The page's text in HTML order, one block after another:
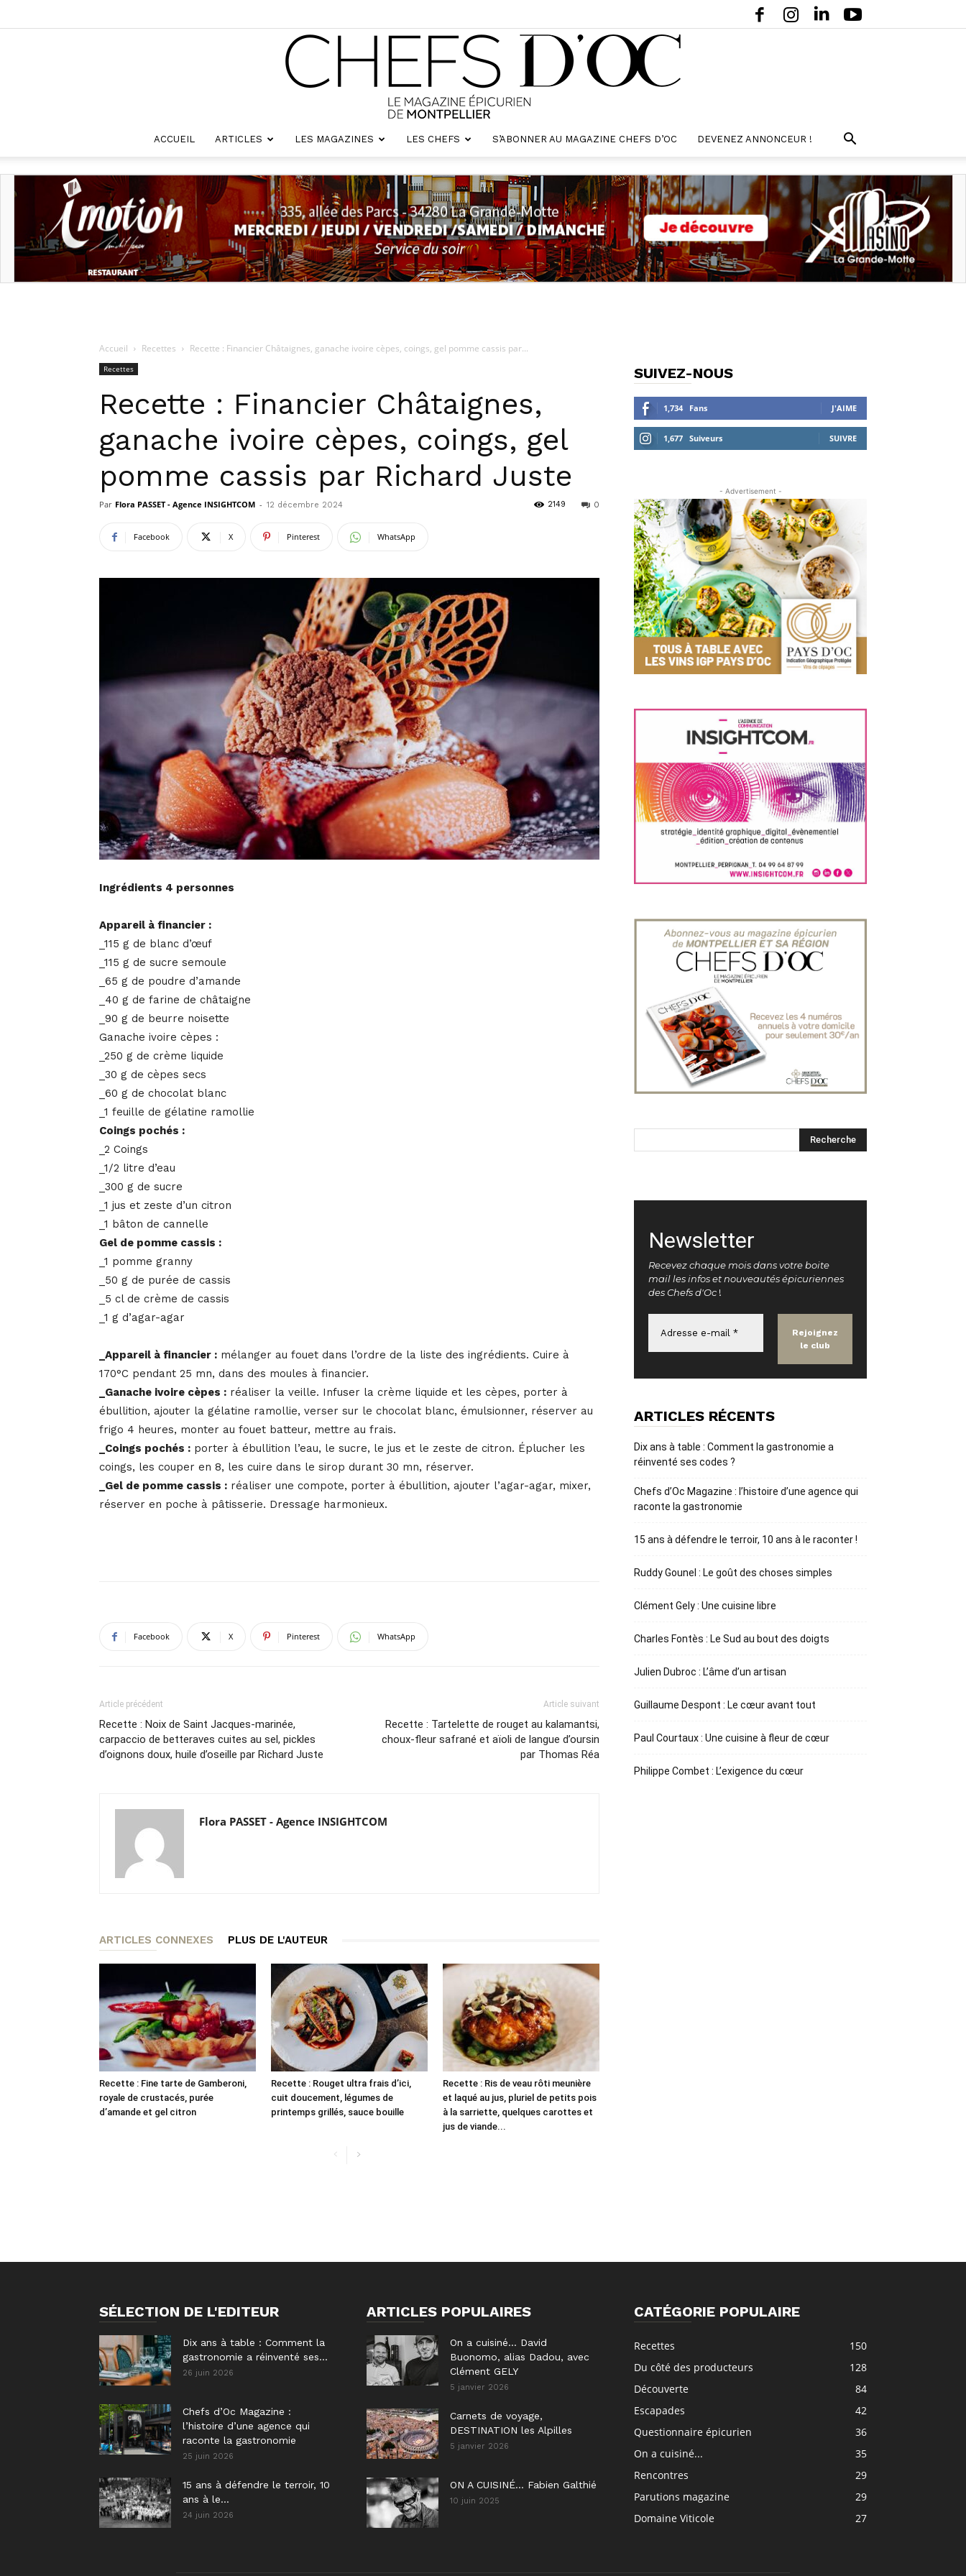
d'oc
ACCUEIL ARTICLES LES MAGAZINES LES CHEFS S’ABONNER AU MAGAZINE CHEFS D’OC DEVENEZ ANNONCEUR !
Accueil Recettes Recette : Financier Châtaignes, ganache ivoire cèpes, coings, gel pomme cassis par...
Recettes
Recette : Financier Châtaignes,
ganache ivoire cèpes, coings, gel
pomme cassis par Richard Juste
Par Flora PASSET - Agence INSIGHTCOM - 12 décembre 2024 0
2149
Facebook X Pinterest WhatsApp
Ingrédients 4 personnes
Appareil à financier :
_115 g de blanc d’œuf
_115 g de sucre semoule
_65 g de poudre d’amande
_40 g de farine de châtaigne
_90 g de beurre noisette
Ganache ivoire cèpes :
_250 g de crème liquide
_30 g de cèpes secs
_60 g de chocolat blanc
_1 feuille de gélatine ramollie
Coings pochés :
_2 Coings
_1/2 litre d’eau
_300 g de sucre
_1 jus et zeste d’un citron
_1 bâton de cannelle
Gel de pomme cassis :
_1 pomme granny
_50 g de purée de cassis
_5 cl de crème de cassis
_1 g d’agar-agar
_Appareil à financier : mélanger au fouet dans l’ordre de la liste des ingrédients. Cuire à
170°C pendant 25 mn, dans des moules à financier.
_Ganache ivoire cèpes : réaliser la veille. Infuser la crème liquide et les cèpes, porter à
ébullition, ajouter la gélatine ramollie, verser sur le chocolat blanc, émulsionner, réserver au
frigo 4 heures, monter au fouet batteur, mettre au frais.
_Coings pochés : porter à ébullition l’eau, le sucre, le jus et le zeste de citron. Éplucher les
coings, les couper en 8, les cuire dans le sirop durant 30 mn, réserver.
_Gel de pomme cassis : réaliser une compote, porter à ébullition, ajouter l’agar-agar, mixer,
réserver en poche à pâtisserie. Dressage harmonieux.
Facebook X Pinterest WhatsApp
Article précédent
Recette : Noix de Saint Jacques-marinée,
carpaccio de betteraves cuites au sel, pickles
d’oignons doux, huile d’oseille par Richard Juste
Article suivant
Recette : Tartelette de rouget au kalamantsi,
choux-fleur safrané et aïoli de langue d’oursin
par Thomas Réa
Flora PASSET - Agence INSIGHTCOM
ARTICLES CONNEXES PLUS DE L'AUTEUR
Recette : Fine tarte de Gamberoni,
royale de crustacés, purée
d’amande et gel citron
Recette : Rouget ultra frais d’ici,
cuit doucement, légumes de
printemps grillés, sauce bouille
Recette : Ris de veau rôti meunière
et laqué au jus, pluriel de petits pois
à la sarriette, quelques carottes et
jus de viande...
SUIVEZ-NOUS
1,734 Fans J'AIME
1,677 Suiveurs SUIVRE
- Advertisement -
Newsletter
Recevez chaque mois dans votre boite
mail les infos et nouveautés épicuriennes
des Chefs d'Oc !
ARTICLES RÉCENTS
Dix ans à table : Comment la gastronomie a
réinventé ses codes ?
Chefs d’Oc Magazine : l’histoire d’une agence qui
raconte la gastronomie
15 ans à défendre le terroir, 10 ans à le raconter !
Ruddy Gounel : Le goût des choses simples
Clément Gely : Une cuisine libre
Charles Fontès : Le Sud au bout des doigts
Julien Dubroc : L’âme d’un artisan
Guillaume Despont : Le cœur avant tout
Paul Courtaux : Une cuisine à fleur de cœur
Philippe Combet : L’exigence du cœur
SÉLECTION DE L'EDITEUR
Dix ans à table : Comment la
gastronomie a réinventé ses...
26 juin 2026
Chefs d’Oc Magazine :
l’histoire d’une agence qui
raconte la gastronomie
25 juin 2026
15 ans à défendre le terroir, 10
ans à le...
24 juin 2026
ARTICLES POPULAIRES
On a cuisiné… David
Buonomo, alias Dadou, avec
Clément GELY
5 janvier 2026
Carnets de voyage,
DESTINATION les Alpilles
5 janvier 2026
ON A CUISINÉ… Fabien Galthié
10 juin 2025
CATÉGORIE POPULAIRE
Recettes
150
Du côté des producteurs
128
Découverte
84
Escapades
42
Questionnaire épicurien
36
On a cuisiné...
35
Rencontres
29
Parutions magazine
29
Domaine Viticole
27